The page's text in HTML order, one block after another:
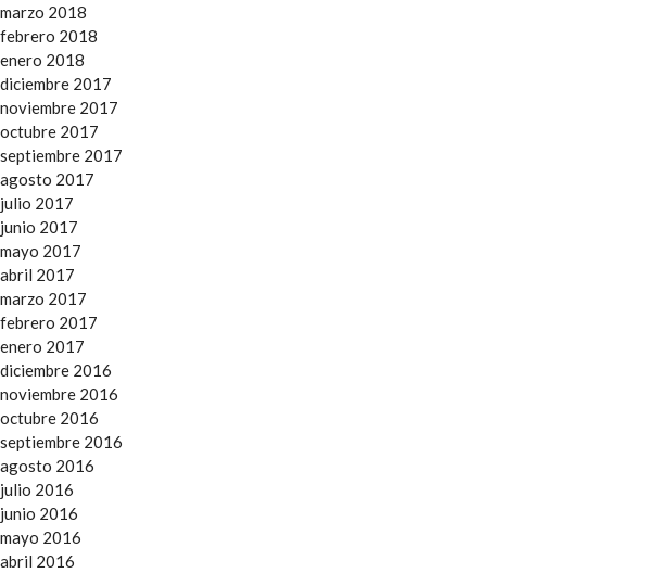
marzo 2018
febrero 2018
enero 2018
diciembre 2017
noviembre 2017
octubre 2017
septiembre 2017
agosto 2017
julio 2017
junio 2017
mayo 2017
abril 2017
marzo 2017
febrero 2017
enero 2017
diciembre 2016
noviembre 2016
octubre 2016
septiembre 2016
agosto 2016
julio 2016
junio 2016
mayo 2016
abril 2016